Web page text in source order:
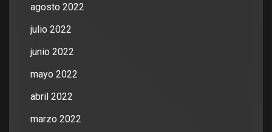
agosto 2022
julio 2022
junio 2022
mayo 2022
abril 2022
marzo 2022